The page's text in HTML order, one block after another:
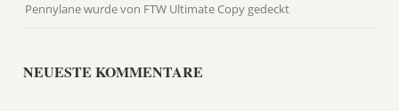
Pennylane wurde von FTW Ultimate Copy gedeckt
NEUESTE KOMMENTARE